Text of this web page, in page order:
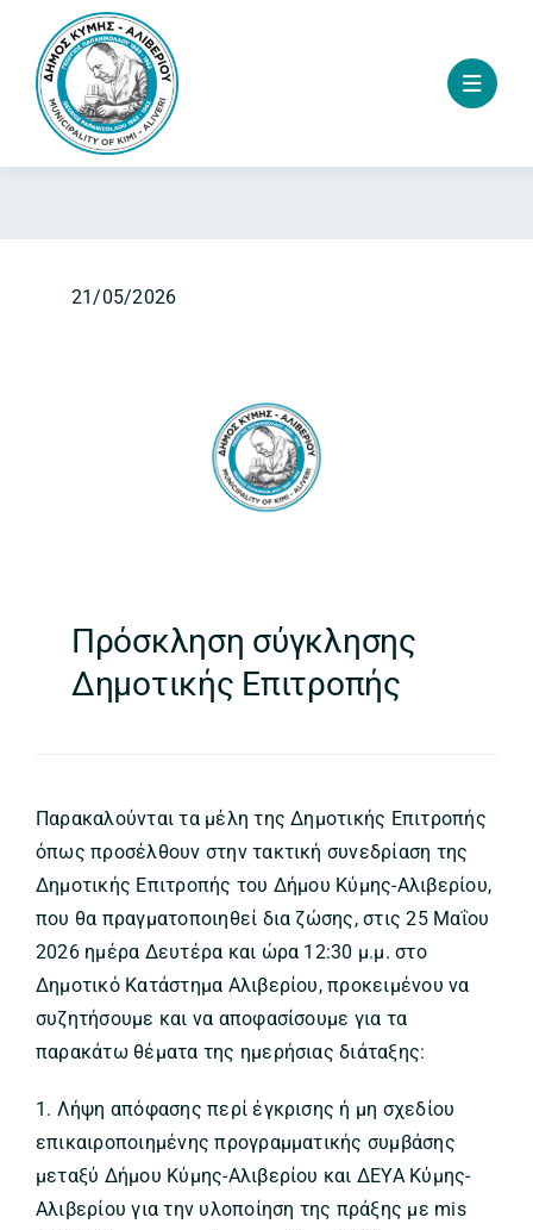
content
21/05/2026
Πρόσκληση σύγκλησης
Δημοτικής Επιτροπής
Παρακαλούνται τα μέλη της Δημοτικής Επιτροπής
όπως προσέλθουν στην τακτική συνεδρίαση της
Δημοτικής Επιτροπής του Δήμου Κύμης-Αλιβερίου,
που θα πραγματοποιηθεί δια ζώσης, στις 25 Μαΐου
2026 ημέρα Δευτέρα και ώρα 12:30 μ.μ. στο
Δημοτικό Κατάστημα Αλιβερίου, προκειμένου να
συζητήσουμε και να αποφασίσουμε για τα
παρακάτω θέματα της ημερήσιας διάταξης:
1. Λήψη απόφασης περί έγκρισης ή μη σχεδίου
επικαιροποιημένης προγραμματικής συμβάσης
μεταξύ Δήμου Κύμης-Αλιβερίου και ΔΕΥΑ Κύμης-
Αλιβερίου για την υλοποίηση της πράξης με mis